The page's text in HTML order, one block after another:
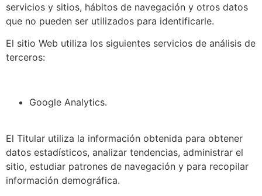
servicios y sitios, hábitos de navegación y otros datos
que no pueden ser utilizados para identificarle.
El sitio Web utiliza los siguientes servicios de análisis de
terceros:
Google Analytics.
El Titular utiliza la información obtenida para obtener
datos estadísticos, analizar tendencias, administrar el
sitio, estudiar patrones de navegación y para recopilar
información demográfica.